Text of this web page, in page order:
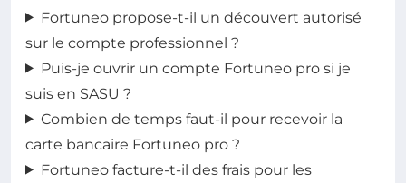
Fortuneo propose-t-il un découvert autorisé
sur le compte professionnel ?
Puis-je ouvrir un compte Fortuneo pro si je
suis en SASU ?
Combien de temps faut-il pour recevoir la
carte bancaire Fortuneo pro ?
Fortuneo facture-t-il des frais pour les